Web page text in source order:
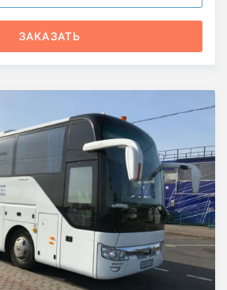
ЗАКАЗАТЬ